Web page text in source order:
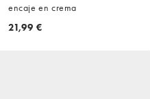
encaje en crema
21,99 €